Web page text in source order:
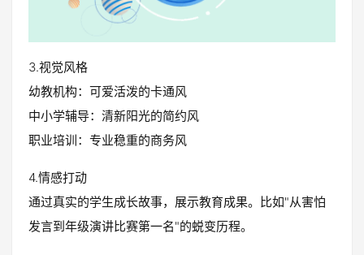
3.视觉风格
幼教机构：可爱活泼的卡通风
中小学辅导：清新阳光的简约风
职业培训：专业稳重的商务风
4.情感打动
通过真实的学生成长故事，展示教育成果。比如"从害怕
发言到年级演讲比赛第一名"的蜕变历程。